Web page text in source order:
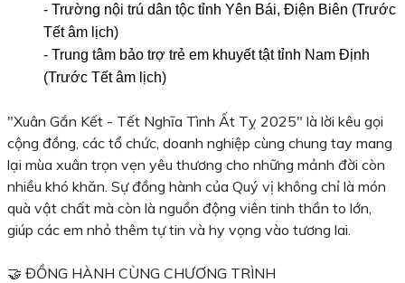
- Trường nội trú dân tộc tỉnh Yên Bái, Điện Biên (Trước
Tết âm lịch)
- Trung tâm bảo trợ trẻ em khuyết tật tỉnh Nam Định
(Trước Tết âm lịch)
"Xuân Gắn Kết - Tết Nghĩa Tình Ất Tỵ 2025" là lời kêu gọi
cộng đồng, các tổ chức, doanh nghiệp cùng chung tay mang
lại mùa xuân trọn vẹn yêu thương cho những mảnh đời còn
nhiều khó khăn. Sự đồng hành của Quý vị không chỉ là món
quà vật chất mà còn là nguồn động viên tinh thần to lớn,
giúp các em nhỏ thêm tự tin và hy vọng vào tương lai.
🤝 ĐỒNG HÀNH CÙNG CHƯƠNG TRÌNH